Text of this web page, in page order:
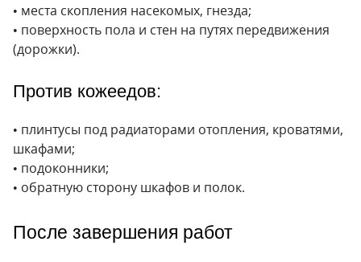
• места скопления насекомых, гнезда;
• поверхность пола и стен на путях передвижения
(дорожки).
Против кожеедов:
• плинтусы под радиаторами отопления, кроватями,
шкафами;
• подоконники;
• обратную сторону шкафов и полок.
После завершения работ